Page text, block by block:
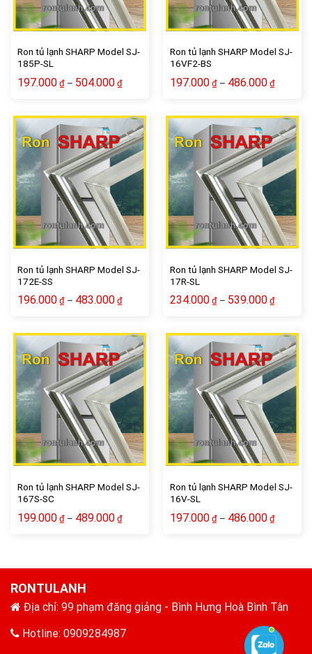
Ron tủ lạnh SHARP Model SJ-
185P-SL
197.000 ₫– 504.000 ₫
Ron tủ lạnh SHARP Model SJ-
16VF2-BS
197.000 ₫– 486.000 ₫
Add to wishlist
Ron tủ lạnh SHARP Model SJ-
172E-SS
196.000 ₫– 483.000 ₫
Add to wishlist
Ron tủ lạnh SHARP Model SJ-
17R-SL
234.000 ₫– 539.000 ₫
Add to wishlist
Ron tủ lạnh SHARP Model SJ-
167S-SC
199.000 ₫– 489.000 ₫
Add to wishlist
Ron tủ lạnh SHARP Model SJ-
16V-SL
197.000 ₫– 486.000 ₫
RONTULANH
Địa chỉ: 99 phạm đăng giảng - Bình Hưng Hoà Bình Tân
Hotline: 0909284987